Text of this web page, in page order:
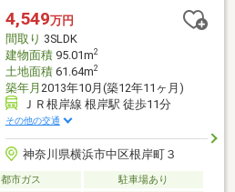
4,549万円
間取り 3SLDK
建物面積95.01m2
土地面積61.64m2
築年月 2013年10月(築12年11ヶ月)
ＪＲ根岸線 根岸駅 徒歩11分
その他の交通
神奈川県横浜市中区根岸町３
都市ガス
駐車場あり